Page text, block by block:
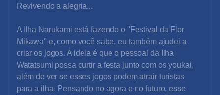
Revivendo a alegria...
A Ilha Narukami está fazendo o "Festival da Flor
Mikawa" e, como você sabe, eu também ajudei a
criar os jogos. A ideia é que o pessoal da Ilha
Watatsumi possa curtir a festa junto com os youkai,
além de ver se esses jogos podem atrair turistas
para a ilha. Pensando no agora e no futuro, esse